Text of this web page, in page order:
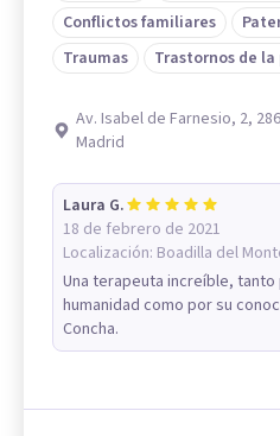
Conflictos familiares
Traumas
Trastornos de
Av. Isabel de Farnesio, 2,
Madrid
Laura G.
18 de febrero de 2021
Localización: Boadilla del
Una terapeuta increíble,
humanidad como por su
Concha.